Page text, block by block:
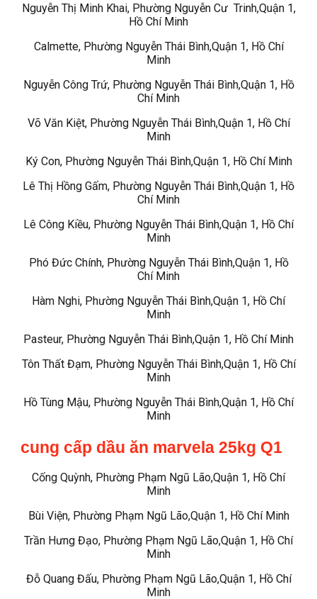
Nguyễn Thị Minh Khai, Phường Nguyễn Cư Trinh,Quận 1,
Hồ Chí Minh
Calmette, Phường Nguyễn Thái Bình,Quận 1, Hồ Chí
Minh
Nguyễn Công Trứ, Phường Nguyễn Thái Bình,Quận 1, Hồ
Chí Minh
Võ Văn Kiệt, Phường Nguyễn Thái Bình,Quận 1, Hồ Chí
Minh
Ký Con, Phường Nguyễn Thái Bình,Quận 1, Hồ Chí Minh
Lê Thị Hồng Gấm, Phường Nguyễn Thái Bình,Quận 1, Hồ
Chí Minh
Lê Công Kiều, Phường Nguyễn Thái Bình,Quận 1, Hồ Chí
Minh
Phó Đức Chính, Phường Nguyễn Thái Bình,Quận 1, Hồ
Chí Minh
Hàm Nghi, Phường Nguyễn Thái Bình,Quận 1, Hồ Chí
Minh
Pasteur, Phường Nguyễn Thái Bình,Quận 1, Hồ Chí Minh
Tôn Thất Đạm, Phường Nguyễn Thái Bình,Quận 1, Hồ Chí
Minh
Hồ Tùng Mậu, Phường Nguyễn Thái Bình,Quận 1, Hồ Chí
Minh
cung cấp dầu ăn marvela 25kg Q1
Cống Quỳnh, Phường Phạm Ngũ Lão,Quận 1, Hồ Chí
Minh
Bùi Viện, Phường Phạm Ngũ Lão,Quận 1, Hồ Chí Minh
Trần Hưng Đạo, Phường Phạm Ngũ Lão,Quận 1, Hồ Chí
Minh
Đỗ Quang Đấu, Phường Phạm Ngũ Lão,Quận 1, Hồ Chí
Minh